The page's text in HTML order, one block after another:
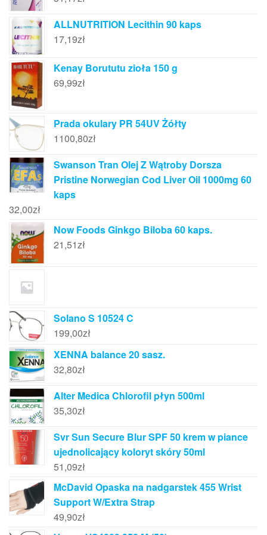
ALLNUTRITION Lecithin 90 kaps
17,19zł
Kenay Borututu zioła 150 g
69,99zł
Prada okulary PR 54UV Żółty
1100,80zł
Swanson Tran Olej Z Wątroby Dorsza
Pristine Norwegian Cod Liver Oil 1000mg 60
kaps
32,00zł
Now Foods Ginkgo Biloba 60 kaps.
21,51zł
Solano S 10524 C
199,00zł
XENNA balance 20 sasz.
32,80zł
Alter Medica Chlorofil płyn 500ml
35,30zł
Svr Sun Secure Blur SPF 50 krem w piance
ujednolicający koloryt skóry 50ml
51,09zł
McDavid Opaska na nadgarstek 455 Wrist
Support W/Extra Strap
49,90zł